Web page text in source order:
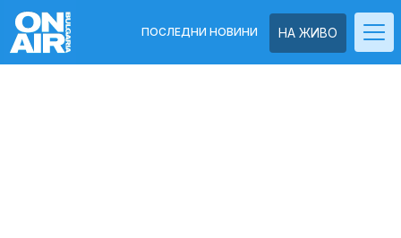
НА ЖИВО
ПОСЛЕДНИ НОВИНИ